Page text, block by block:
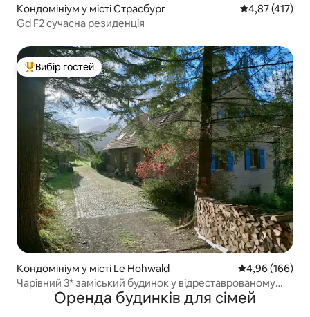
Кондомініум у місті Страсбург Середня
4,87 (417)
Gd F2 сучасна резиденція
Топ вибір гостей
Вибір гостей
Кондомініум у місті Le Hohwald Середня
4,96 (166)
Чарівний 3* заміський будинок у відреставрованому
фермерському будинку XIX століття
Оренда будинків для сімей